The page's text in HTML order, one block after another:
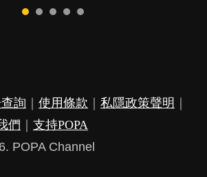
詢 使用條款 私隱政策聲明
們
支持POPA
POPA Channel